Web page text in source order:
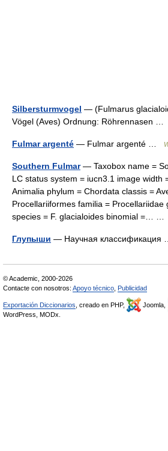
Silbersturmvogel — (Fulmarus
Vögel (Aves) Ordnung: Röhrennasen …
Fulmar argenté — Fulmar argenté …
Southern Fulmar— Taxobox name =
LC status system = iucn3.1 image width
Animalia phylum = Chordata classis =
Procellariiformes familia = Procellariidae
species = F. glacialoides binomial =… …
Глупыши — Научная
© Academic, 2000-2026
Contacte con nosotros: Apoyo técnico Publicidad
Exportación Diccionarios , creado en PHP, Joomla,
WordPress, MODx.